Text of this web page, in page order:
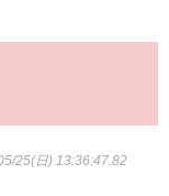
25(日) 13:36:47.82